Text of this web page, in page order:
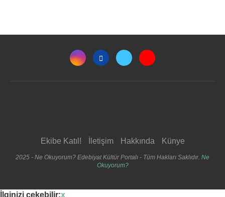
Ekibe Katıl! İletişim Hakkında Künye
2025 - Ne Okuyorum? Edebiyat Kültür Portalı - Tüm Hakları Saklıdır. Ne
Okuyorum?
İlginizi çekebilir:x